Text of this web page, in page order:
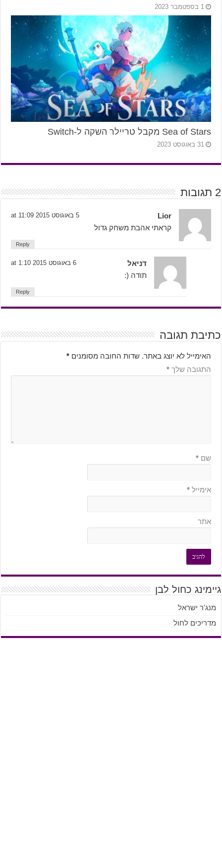
1 בספטמבר 2023
Sea of Stars מקבל טריילר השקה ל-Switch
31 באוגוסט 2023
2 תגובות
Lior 5 באוגוסט 2015 at 11:09
קראתי אהבת משחק גדול
Reply
דניאל 6 באוגוסט 2015 at 1:10
תודה (:
Reply
כתיבת תגובה
האימייל לא יוצג באתר. שדות החובה מסומנים *
התגובה שלך *
שם *
אימייל *
אתר
גיימינג כחול לבן
מנג'ר ישראל
מדריכים לחול